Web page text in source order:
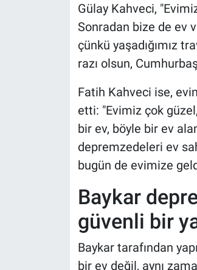
Gülay Kahveci,
Sonradan bize de ev
çünkü yaşadığımız
razı olsun,
Fatih Kahveci ise,
etti: "Evimiz çok
bir ev, böyle bir ev
depremzedeleri ev
bugün de evimize
Baykar
güvenli bir
Baykar tarafından
bir ev değil, aynı